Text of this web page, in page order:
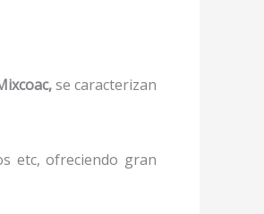
se caracterizan
etc, ofreciendo gran